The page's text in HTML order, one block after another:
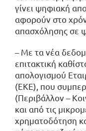
γίνει ψηφιακή
αφορούν στο
απασχόλησης σε
– Με τα νέα
επιτακτική
απολογισμού
(ΕΚΕ), που
(Περιβάλλον –
και από τις
χρηματοδότηση